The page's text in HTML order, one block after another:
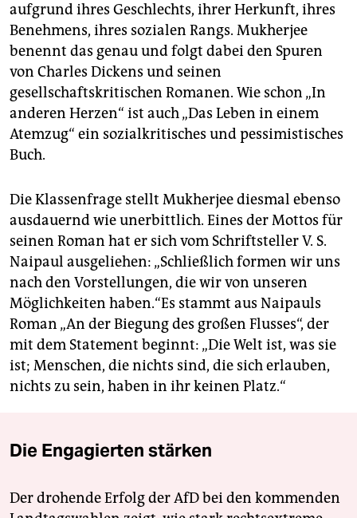
aufgrund ihres Geschlechts, ihrer Herkunft, ihres
Benehmens, ihres sozialen Rangs. Mukherjee
benennt das genau und folgt dabei den Spuren
von Charles Dickens und seinen
gesellschaftskritischen Romanen. Wie schon „In
anderen Herzen“ ist auch „Das Leben in einem
Atemzug“ ein sozialkritisches und pessimistisches
Buch.
Die Klassenfrage stellt Mukherjee diesmal ebenso
ausdauernd wie unerbittlich. Eines der Mottos für
seinen Roman hat er sich vom Schriftsteller V. S.
Naipaul ausgeliehen: „Schließlich formen wir uns
nach den Vorstellungen, die wir von unseren
Möglichkeiten haben.“Es stammt aus Naipauls
Roman „An der Biegung des großen Flusses“, der
mit dem Statement beginnt: „Die Welt ist, was sie
ist; Menschen, die nichts sind, die sich erlauben,
nichts zu sein, haben in ihr keinen Platz.“
Die Engagierten stärken
Der drohende Erfolg der AfD bei den kommenden